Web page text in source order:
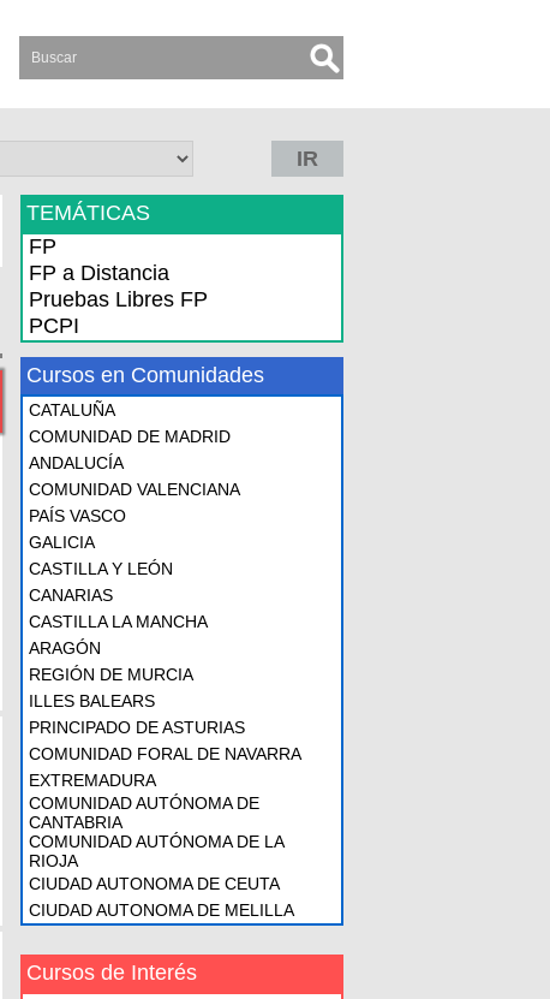
IR
TEMÁTICAS
FP
FP a Distancia
Pruebas Libres FP
PCPI
Cursos en Comunidades
CATALUÑA
COMUNIDAD DE MADRID
ANDALUCÍA
COMUNIDAD VALENCIANA
PAÍS VASCO
GALICIA
CASTILLA Y LEÓN
CANARIAS
CASTILLA LA MANCHA
ARAGÓN
REGIÓN DE MURCIA
ILLES BALEARS
PRINCIPADO DE ASTURIAS
COMUNIDAD FORAL DE NAVARRA
EXTREMADURA
COMUNIDAD AUTÓNOMA DE
CANTABRIA
COMUNIDAD AUTÓNOMA DE LA
RIOJA
CIUDAD AUTONOMA DE CEUTA
CIUDAD AUTONOMA DE MELILLA
Cursos de Interés